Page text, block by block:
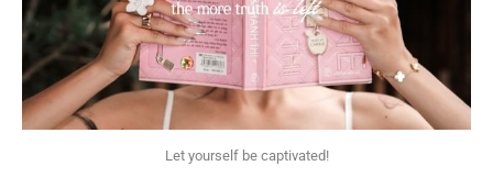
Let yourself be captivated!